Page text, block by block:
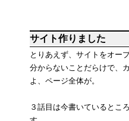
サイト作りました
とりあえず、サイトをオー
分からないことだらけで、
よ、ページ全体が。
３話目は今書いているとこ